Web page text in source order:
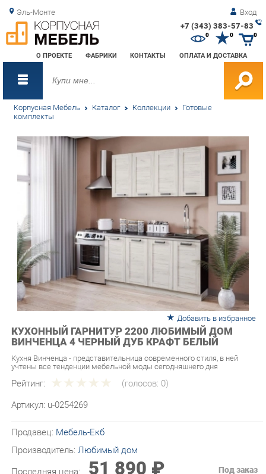
Эль-Монте Вход
+7 (343) 383-57-83
О ПРОЕКТЕ ФАБРИКИ КОНТАКТЫ ОПЛАТА И ДОСТАВКА
0 0
Корпусная Мебель Каталог Коллекции Готовые
комплекты
Добавить в избранное
КУХОННЫЙ ГАРНИТУР 2200 ЛЮБИМЫЙ ДОМ
ВИНЧЕНЦА 4 ЧЕРНЫЙ ДУБ КРАФТ БЕЛЫЙ
Кухня Винченца - представительница современного стиля, в ней
Рейтинг: (голосов: 0)
Артикул: u-0254269
Производитель:Любимый дом
Последняя цена: 51 890 ₽